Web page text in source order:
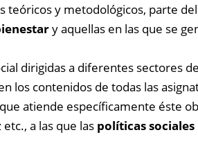
teóricos y metodológicos, parte del
y aquellas en las que se
dirigidas a diferentes sectores
los contenidos de todas las
atiende específicamente éste
a las que las políticas sociales